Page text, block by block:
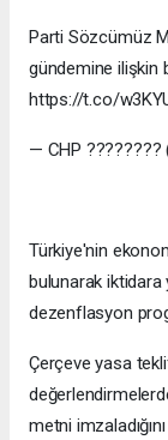
Parti Sözcümüz
gündemine ilişkin
https://t.co/
— CHP ????????
Türkiye'nin
bulunarak iktidara
dezenflasyon
Çerçeve yasa
metni